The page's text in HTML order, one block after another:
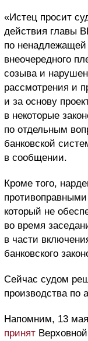
«Истец просит
действия главы
по ненадлежащей
внеочередного
созыва и
рассмотрения и
и за основу
в некоторые
по отдельным
банковской
в сообщении.
Кроме того,
который не
во время
в части
банковского
Сейчас судом
производства по
Напомним, 13 мая
принят